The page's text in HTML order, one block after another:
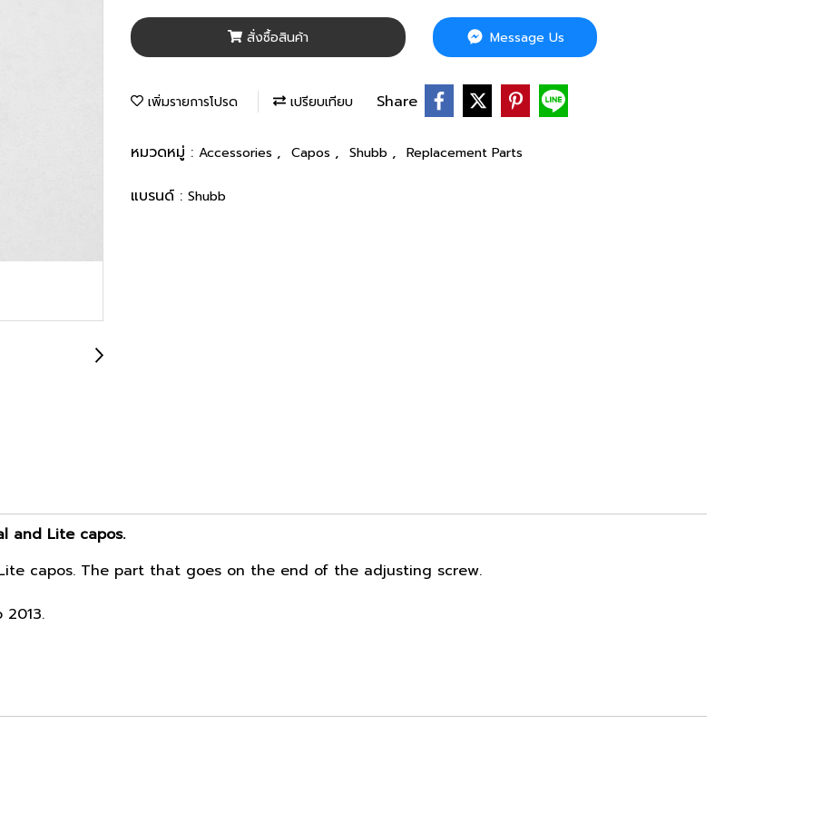
สั่งซื้อสินค้า Message Us
เพิ่มรายการโปรด เปรียบเทียบ Share
หมวดหมู่ : Accessories , Capos , Shubb , Replacement Parts
แบรนด์ : Shubb
and Lite capos.
capos. The part that goes on the end of the adjusting screw.